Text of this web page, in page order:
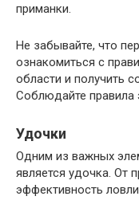
приманки.
Не забывайте, что
ознакомиться с
области и получить
Соблюдайте правила
Удочки
Одним из важных
является удочка. От
эффективность